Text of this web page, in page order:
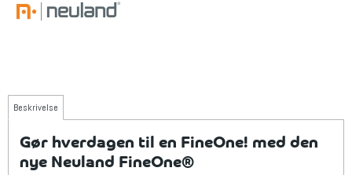
Beskrivelse
Gør hverdagen til en FineOne! med den
nye Neuland FineOne®